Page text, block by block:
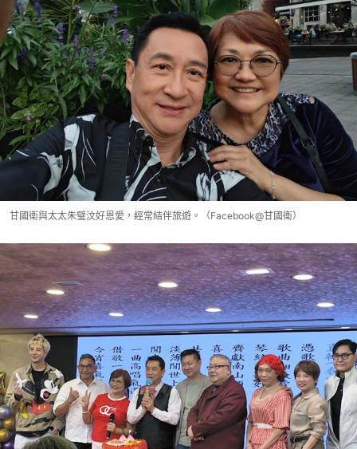
甘國衛與太太朱璧汶好恩愛，經常結伴旅遊。（Facebook@甘國衛）